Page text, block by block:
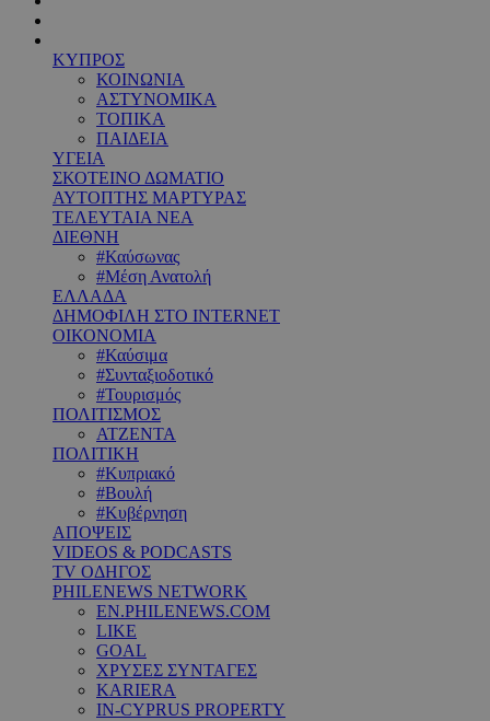
ΚΥΠΡΟΣ
ΚΟΙΝΩΝΙΑ
ΑΣΤΥΝΟΜΙΚΑ
ΤΟΠΙΚΑ
ΠΑΙΔΕΙΑ
ΥΓΕΙΑ
ΣΚΟΤΕΙΝΟ ΔΩΜΑΤΙΟ
ΑΥΤΟΠΤΗΣ ΜΑΡΤΥΡΑΣ
ΤΕΛΕΥΤΑΙΑ ΝΕΑ
ΔΙΕΘΝΗ
#Καύσωνας
#Μέση Ανατολή
ΕΛΛΑΔΑ
ΔΗΜΟΦΙΛΗ ΣΤΟ INTERNET
ΟΙΚΟΝΟΜΙΑ
#Καύσιμα
#Συνταξιοδοτικό
#Τουρισμός
ΠΟΛΙΤΙΣΜΟΣ
ΑΤΖΕΝΤΑ
ΠΟΛΙΤΙΚΗ
#Κυπριακό
#Βουλή
#Κυβέρνηση
ΑΠΟΨΕΙΣ
VIDEOS & PODCASTS
TV ΟΔΗΓΟΣ
PHILENEWS NETWORK
EN.PHILENEWS.COM
LIKE
GOAL
ΧΡΥΣΕΣ ΣΥΝΤΑΓΕΣ
KARIERA
IN-CYPRUS PROPERTY